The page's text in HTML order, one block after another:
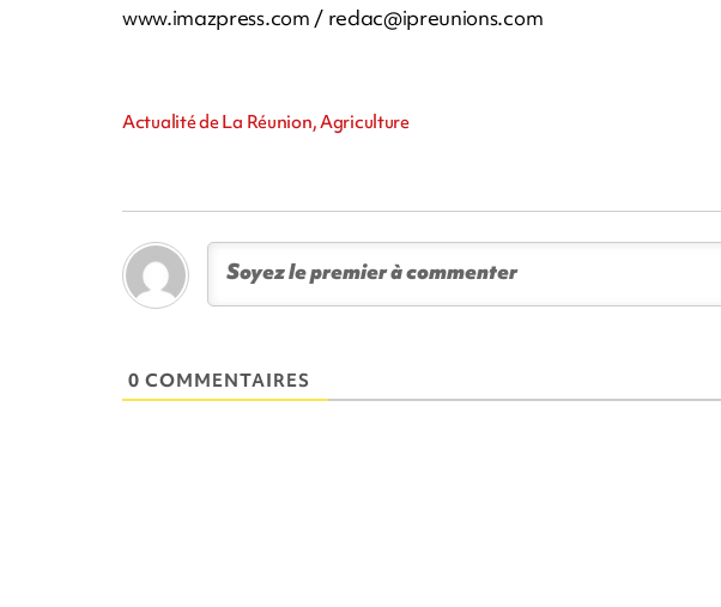
www.imazpress.com / redac@ipreunions.com
Actualité de La Réunion, Agriculture
0 COMMENTAIRES